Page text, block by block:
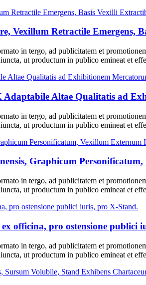
Vexillum Retractile Emergens,
in tergo, ad publicitatem et
ut productum in publico emineat et
Altae Qualitatis ad
in tergo, ad publicitatem et
ut productum in publico emineat et
Graphicum
in tergo, ad publicitatem et
ut productum in publico emineat et
officina, pro ostensione publici
in tergo, ad publicitatem et
ut productum in publico emineat et